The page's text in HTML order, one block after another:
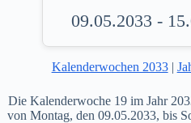
09.05.2033 -
Kalenderwochen 2033|
Die Kalenderwoche 19 im Jahr
von Montag, den 09.05.2033, bis